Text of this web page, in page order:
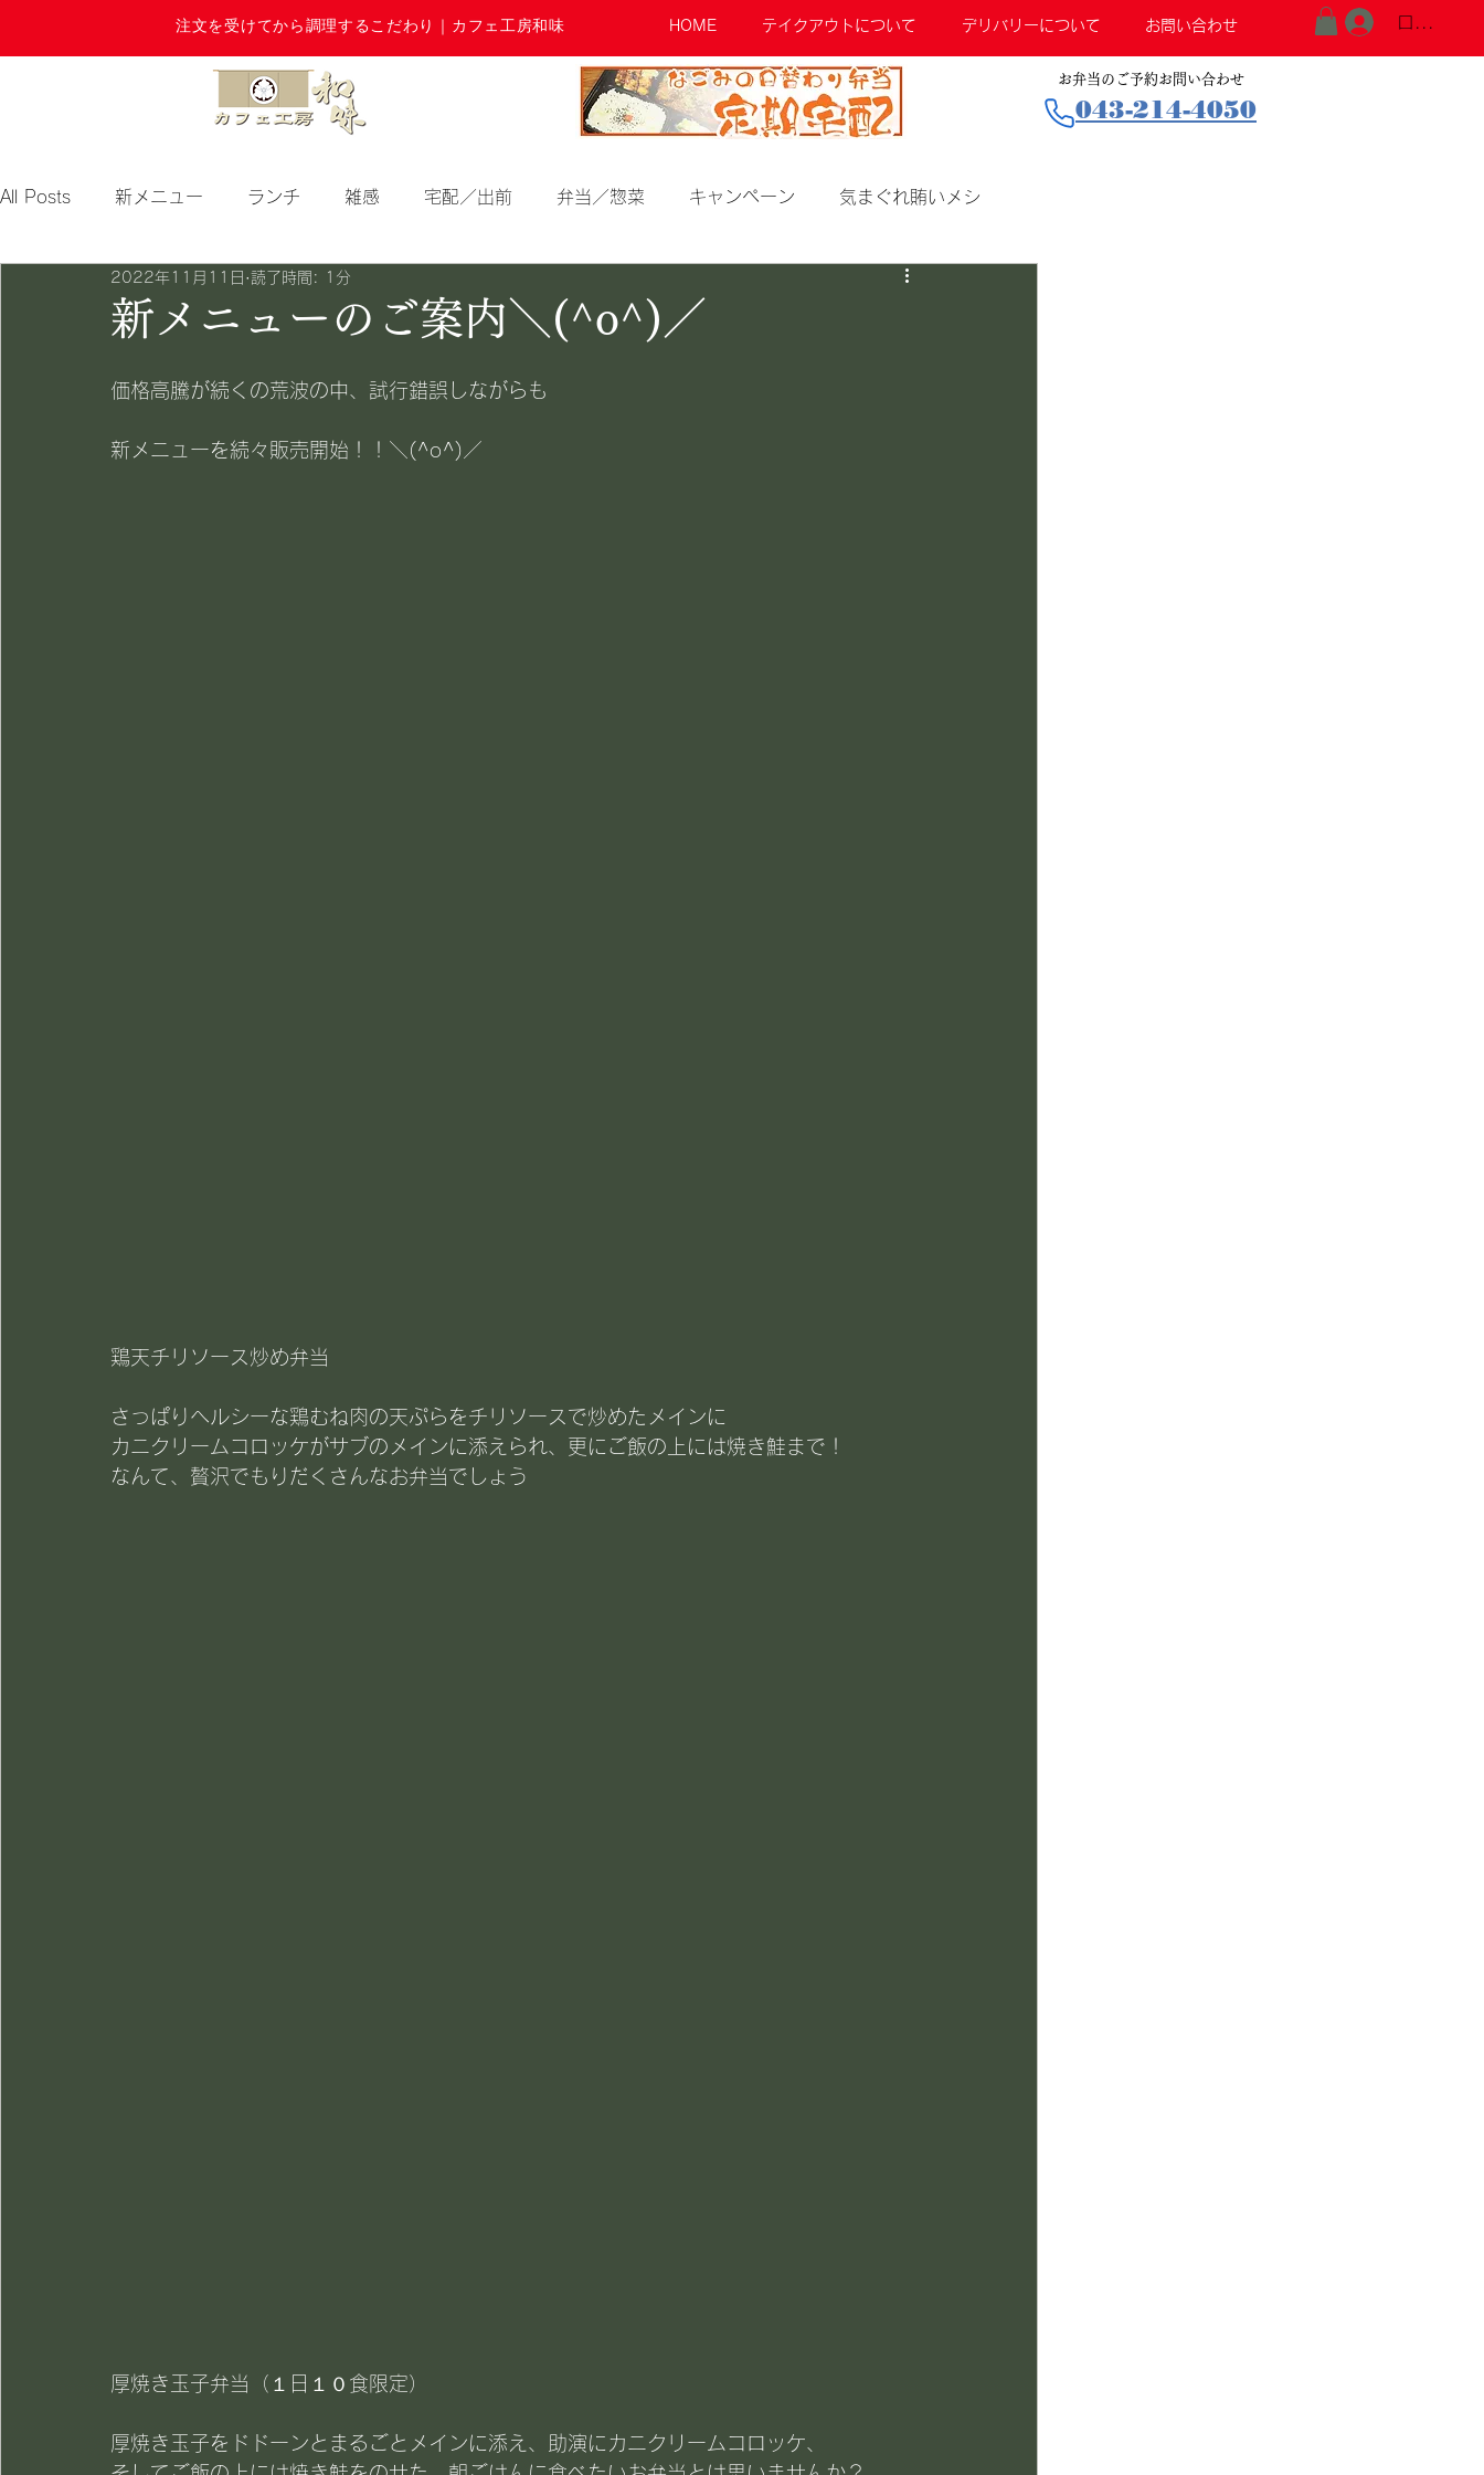
注文を受けてから調理するこだわり｜カフェ工房和味 HOME テイクアウトについて デリバリーについて お問い合わせ ログイン
お弁当のご予約お問い合わせ
043-214-4050
All Posts 新メニュー ランチ 雑感 宅配／出前 弁当／惣菜 キャンペーン 気まぐれ賄いメシ
期間限定
新メニューのご案内＼(^o^)／
2022年11月11日 読了時間: 1分
価格高騰が続くの荒波の中、試行錯誤しながらも
新メニューを続々販売開始！！＼(^o^)／
鶏天チリソース炒め弁当
さっぱりヘルシーな鶏むね肉の天ぷらをチリソースで炒めたメインに
カニクリームコロッケがサブのメインに添えられ、更にご飯の上には焼き鮭まで！
なんて、贅沢でもりだくさんなお弁当でしょう
厚焼き玉子弁当（１日１０食限定）
厚焼き玉子をドドーンとまるごとメインに添え、助演にカニクリームコロッケ、